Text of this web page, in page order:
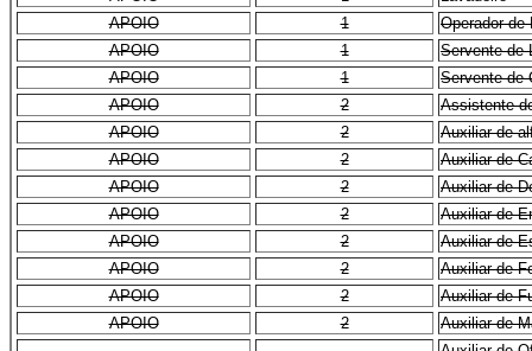
APOIO
1
Operador de
APOIO
1
Servente de
APOIO
1
Servente de
APOIO
2
Assistente
APOIO
2
Auxiliar de
APOIO
2
Auxiliar de
APOIO
2
Auxiliar de
APOIO
2
Auxiliar de
APOIO
2
Auxiliar de
APOIO
2
Auxiliar de
APOIO
2
Auxiliar de
APOIO
2
Auxiliar de